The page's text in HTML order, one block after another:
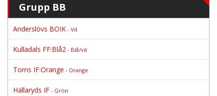
Grupp BB
Anderslövs BOIK - Vit
Kulladals FF:Blå2 - Blå/vit
Torns IF:Orange - Orange
Hällaryds IF - Grön